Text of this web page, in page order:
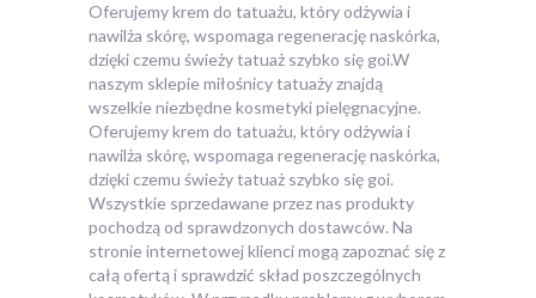
Oferujemy krem do tatuażu, który odżywia i
nawilża skórę, wspomaga regenerację naskórka,
dzięki czemu świeży tatuaż szybko się goi.W
naszym sklepie miłośnicy tatuaży znajdą
wszelkie niezbędne kosmetyki pielęgnacyjne.
Oferujemy krem do tatuażu, który odżywia i
nawilża skórę, wspomaga regenerację naskórka,
dzięki czemu świeży tatuaż szybko się goi.
Wszystkie sprzedawane przez nas produkty
pochodzą od sprawdzonych dostawców. Na
stronie internetowej klienci mogą zapoznać się z
całą ofertą i sprawdzić skład poszczególnych